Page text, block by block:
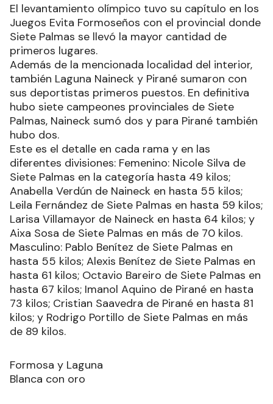
El levantamiento olímpico tuvo su capítulo en los
Juegos Evita Formoseños con el provincial donde
Siete Palmas se llevó la mayor cantidad de
primeros lugares.
Además de la mencionada localidad del interior,
también Laguna Naineck y Pirané sumaron con
sus deportistas primeros puestos. En definitiva
hubo siete campeones provinciales de Siete
Palmas, Naineck sumó dos y para Pirané también
hubo dos.
Este es el detalle en cada rama y en las
diferentes divisiones: Femenino: Nicole Silva de
Siete Palmas en la categoría hasta 49 kilos;
Anabella Verdún de Naineck en hasta 55 kilos;
Leila Fernández de Siete Palmas en hasta 59 kilos;
Larisa Villamayor de Naineck en hasta 64 kilos; y
Aixa Sosa de Siete Palmas en más de 70 kilos.
Masculino: Pablo Benítez de Siete Palmas en
hasta 55 kilos; Alexis Benítez de Siete Palmas en
hasta 61 kilos; Octavio Bareiro de Siete Palmas en
hasta 67 kilos; Imanol Aquino de Pirané en hasta
73 kilos; Cristian Saavedra de Pirané en hasta 81
kilos; y Rodrigo Portillo de Siete Palmas en más
de 89 kilos.
Formosa y Laguna
Blanca con oro